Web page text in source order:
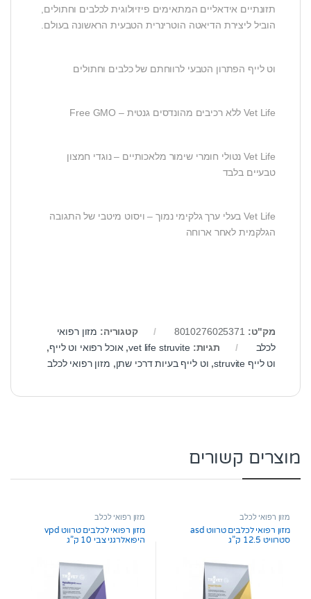
תזונתיים אידאליים המתאימים פיזיולוגית לכלבים וחתולים,
הוביל ליצירת הדיאטה הוטרינרית הטבעית הראשונה בעולם.
וט לייף הפתרון הטבעי לרווחתם של כלבים וחתולים
Vet Life ללא רכיבים מהונדסים גנטית – Free GMO
Vet Life נטולי חומרי שימור מלאכותיים – נוגדי חמצון
טבעיים בלבד
Vet Life בעלי ערך גלקימי נמוך – ויסוט מיטבי של התגובה
הגלקמית לאחר ארוחה
מק"ט: 8010276025371 קטגוריה: מזון רפואי
לכלב
תגיות:vet life struvite
,אוכל רפואי וט לייף,
וט לייף struvite
, וט לייף בעיות דרכי שתן, מזון רפואי לכלב
מוצרים קשורים
מזון רפואי לכלב
מזון רפואי לכלבים טרווט asd
סטרוויט 12.5 ק”ג
מזון רפואי לכלב
מזון רפואי לכלבים טרווט vpd
היפואלרגני צבי 10 ק”ג